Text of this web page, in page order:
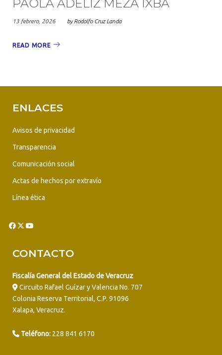
PAOLA ADELIZ MEZA IXBA
13 febrero, 2026 byRodolfo Cruz Landa
READ MORE
ENLACES
Avisos de privacidad
Transparencia
Comunicación social
Actas de hechos por extravío
Línea ética
CONTACTO
Fiscalía General del Estado de Veracruz
Circuito Rafael Guízar y Valencia No. 707
Colonia Reserva Territorial, C.P. 91096
Xalapa, Veracruz.
Teléfono: 228 841 6170